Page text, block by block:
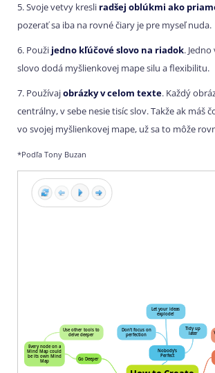
5. Svoje vetvy kresli radšej oblúkmi ako
pozerať sa iba na rovné čiary je pre myseľ nuda.
6. Použi jedno kľúčové slovo na riadok.
slovo dodá myšlienkovej mape silu a flexibilitu.
7. Používajobrázky v celom texte. Každý
centrálny, v sebe nesie tisíc slov. Takže ak máš
vo svojej myšlienkovej mape, už sa to môže
*Podľa Tony Buzan